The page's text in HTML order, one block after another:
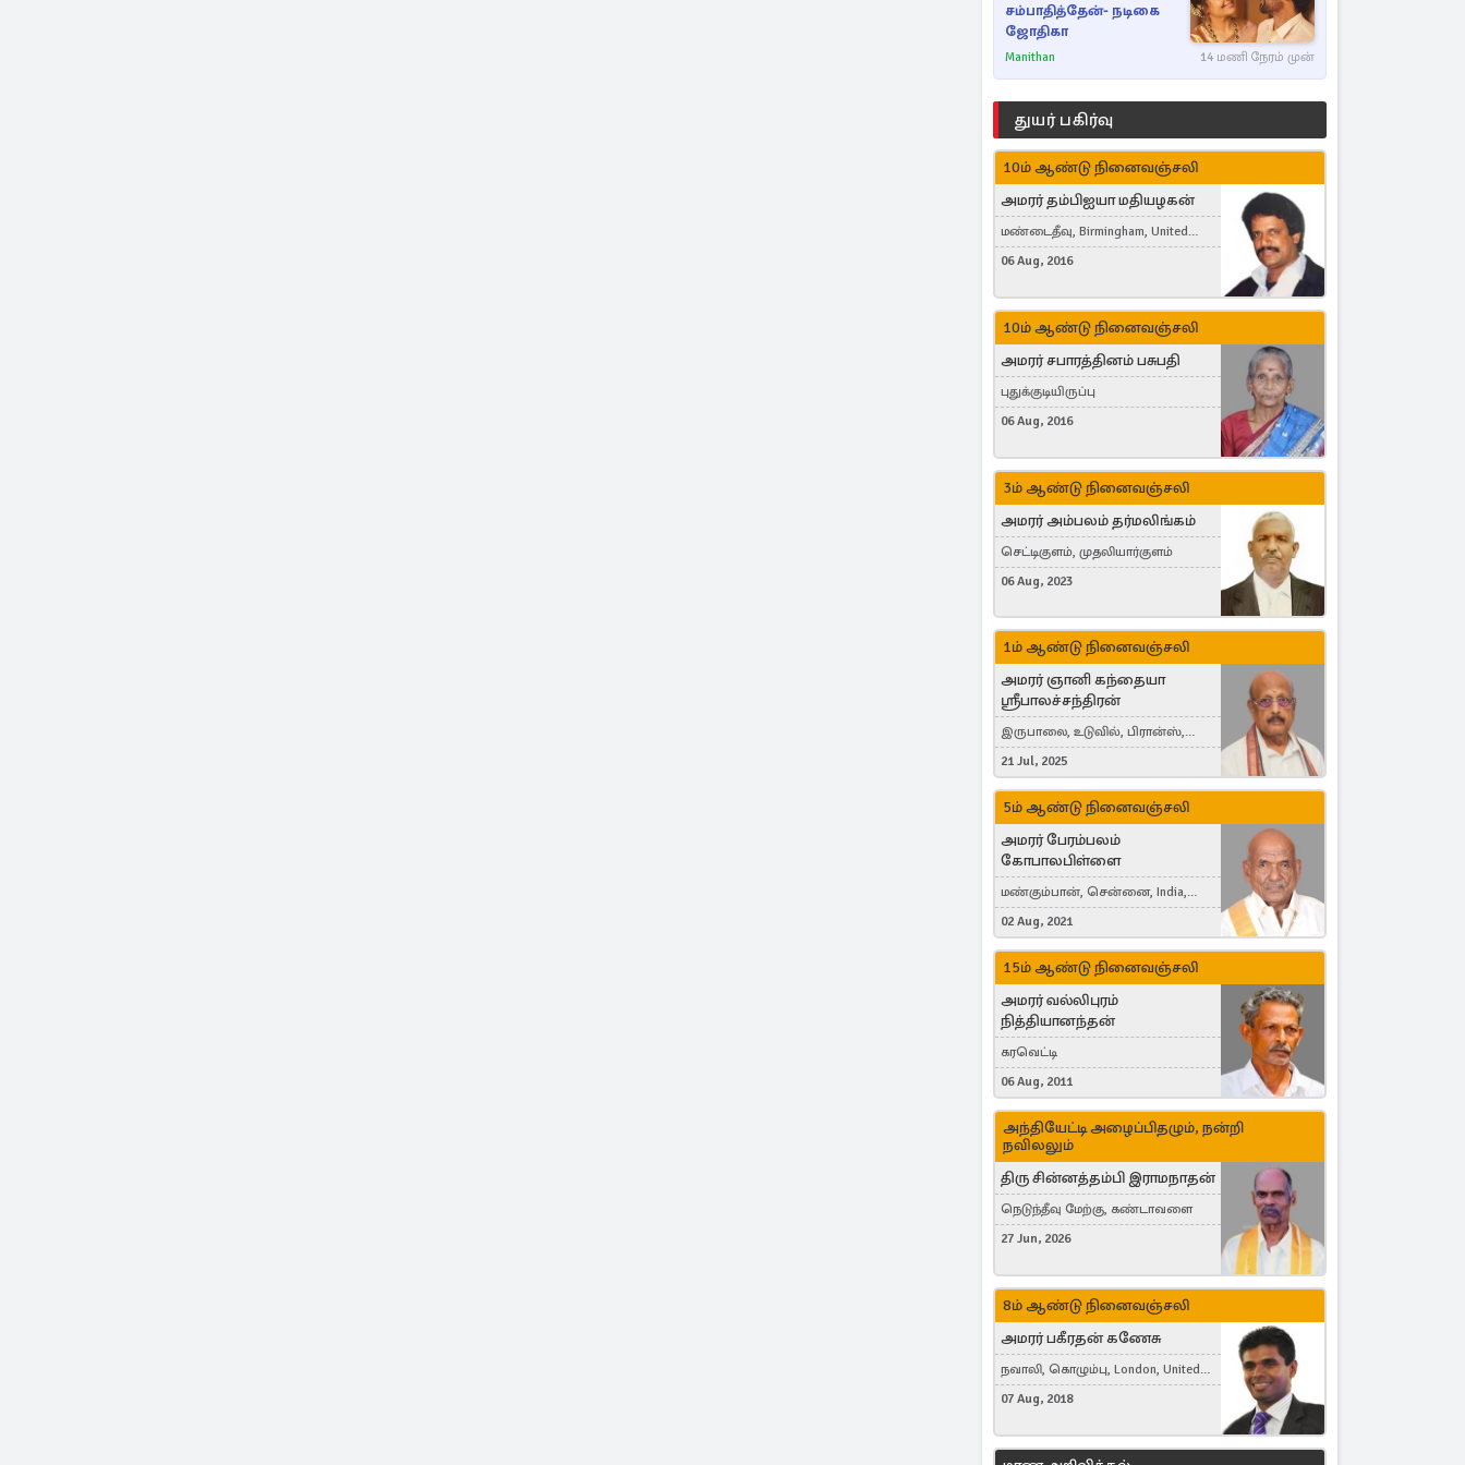
சம்பாதித்தேன்- நடிகை
ஜோதிகா
Manithan 14 மணி நேரம் முன்
துயர் பகிர்வு
10ம் ஆண்டு நினைவஞ்சலி
அமரர் தம்பிஐயா மதியழகன்
மண்டைதீவு, Birmingham, United
Kingdom
06 Aug, 2016
10ம் ஆண்டு நினைவஞ்சலி
அமரர் சபாரத்தினம் பசுபதி
புதுக்குடியிருப்பு
06 Aug, 2016
3ம் ஆண்டு நினைவஞ்சலி
அமரர் அம்பலம் தர்மலிங்கம்
செட்டிகுளம், முதலியார்குளம்
06 Aug, 2023
1ம் ஆண்டு நினைவஞ்சலி
அமரர் ஞானி கந்தையா
ஸ்ரீபாலச்சந்திரன்
இருபாலை, உடுவில், பிரான்ஸ்,
France
21 Jul, 2025
5ம் ஆண்டு நினைவஞ்சலி
அமரர் பேரம்பலம்
கோபாலபிள்ளை
மண்கும்பான், சென்னை, India,
Cergy, France
02 Aug, 2021
15ம் ஆண்டு நினைவஞ்சலி
அமரர் வல்லிபுரம்
நித்தியானந்தன்
கரவெட்டி
06 Aug, 2011
அந்தியேட்டி அழைப்பிதழும், நன்றி
நவிலலும்
திரு சின்னத்தம்பி இராமநாதன்
நெடுந்தீவு மேற்கு, கண்டாவளை
27 Jun, 2026
8ம் ஆண்டு நினைவஞ்சலி
அமரர் பகீரதன் கணேசு
நவாலி, கொழும்பு, London, United
Kingdom
07 Aug, 2018